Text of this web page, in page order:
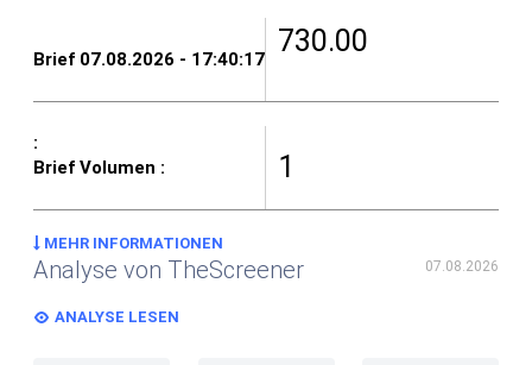
730.00
1
MEHR INFORMATIONEN
Analyse von TheScreener 07.08.2026
ANALYSE LESEN